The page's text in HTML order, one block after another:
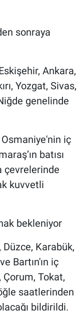
sonraya
Ankara,
Yozgat, Sivas,
genelinde
iç
batısı
çevrelerinde
kuvvetli
bekleniyor
Karabük,
Bartın'ın iç
Tokat,
saatlerinden
bildirildi.